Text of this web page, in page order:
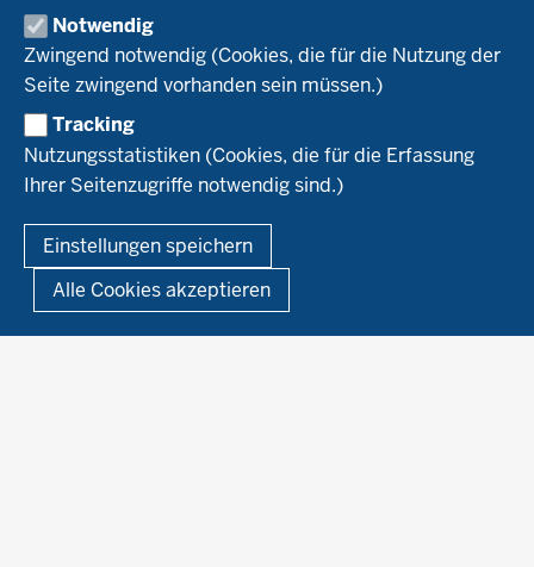
Notwendig
Zwingend notwendig (Cookies, die für die Nutzung der
Seite zwingend vorhanden sein müssen.)
Tracking
Nutzungsstatistiken (Cookies, die für die Erfassung
Ihrer Seitenzugriffe notwendig sind.)
Einstellungen speichern
Alle Cookies akzeptieren
Recht
Naturland
Versuchsbetriebe
WRRL-Modellbetriebe
Kontakte Versuchswesen
Aktuelles
Arbeitsschwerpunkte
Ökoschule in Kleve
Ausbildungsbetriebe
Berufsausbildung
Forschung
Projekte Ökoteam
Forschungsergebnisse
Service
Kontakt
Newsletter
Demonstrationsbetriebe Ökologischer Landbau
Links
Fußzeile
Impressum Datenschutzerklärung